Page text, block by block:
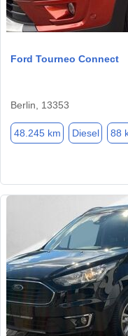
Ford Tourneo Connect
Berlin, 13353
48.245 km Diesel 88